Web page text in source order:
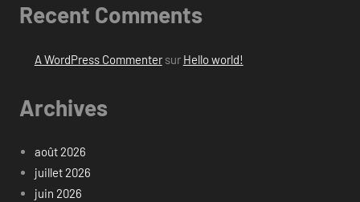
Recent Comments
A WordPress Commentersur Hello world!
Archives
août 2026
juillet 2026
juin 2026